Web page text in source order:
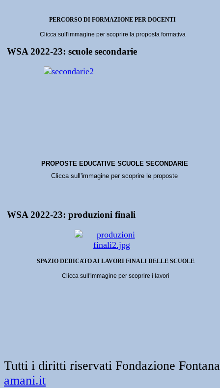
PERCORSO DI FORMAZIONE PER DOCENTI
Clicca sull'immagine per scoprire la proposta formativa
WSA 2022-23: scuole secondarie
PROPOSTE EDUCATIVE SCUOLE SECONDARIE
Clicca sull'immagine per scoprire le proposte
WSA 2022-23: produzioni finali
SPAZIO DEDICATO AI LAVORI FINALI DELLE SCUOLE
Clicca sull'immagine per scoprire i lavori
Tutti i diritti riservati Fondazione
amani.it